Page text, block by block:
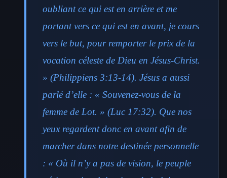
oubliant ce qui est en arrière et me
portant vers ce qui est en avant, je cours
vers le but, pour remporter le prix de la
vocation céleste de Dieu en Jésus-Christ.
» (Philippiens 3:13-14). Jésus a aussi
parlé d’elle : « Souvenez-vous de la
femme de Lot. » (Luc 17:32). Que nos
yeux regardent donc en avant afin de
marcher dans notre destinée personnelle
: « Où il n’y a pas de vision, le peuple